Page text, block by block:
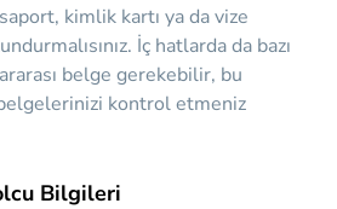
kimlik kartı ya da vize
İç hatlarda da bazı
belge gerekebilir, bu
kontrol etmeniz
Bilgileri